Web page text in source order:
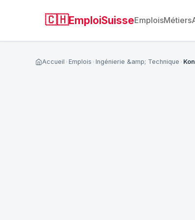
🇨🇭EmploiSuisseEmploisMétiers
Accueil Emplois Ingénierie &amp; Technique